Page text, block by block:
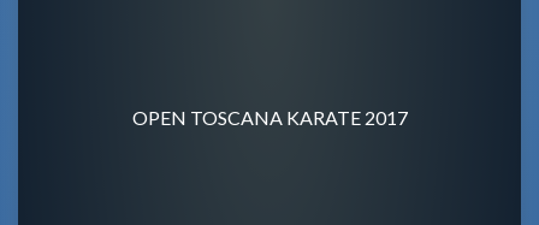
OPEN TOSCANA KARATE 2017